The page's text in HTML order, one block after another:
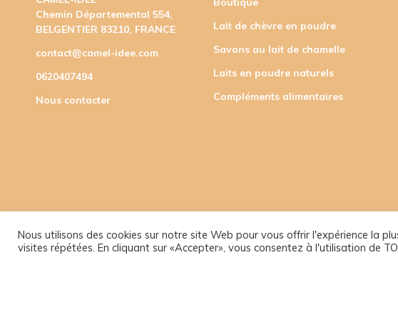
Chemin Départemental 554,
BELGENTIER 83210, FRANCE
contact@camel-idee.com
0620407494
Nous contacter
Lait de chèvre en poudre
Savons au lait de chamelle
Laits en poudre naturels
Compléments alimentaires
Nous utilisons des cookies sur notre site Web pour vous offrir l'expérience la
visites répétées. En cliquant sur «Accepter», vous consentez à l'utilisation de